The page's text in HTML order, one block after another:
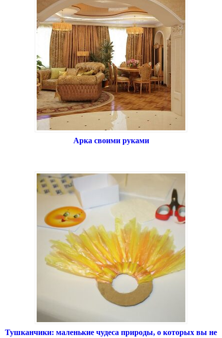
Арка своими руками
Тушканчики: маленькие чудеса природы, о которых вы не